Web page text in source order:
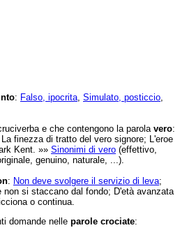
: Falso, ipocrita Simulato, posticcio
e che contengono la parola vero:
La finezza di tratto del vero signore; L'eroe
Kent. »» Sinonimi di vero (effettivo,
genuino, naturale, ...).
: Non deve svolgere il servizio di leva;
si staccano dal fondo; D'età avanzata
o continua.
domande nelle parole crociate: